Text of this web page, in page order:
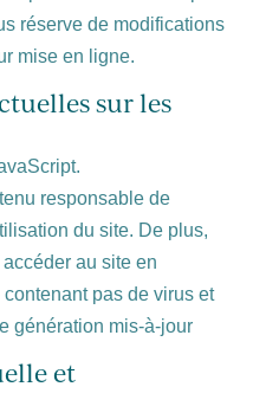
réserve de modifications
mise en ligne.
sur les
responsable de
du site. De plus,
accéder au site en
pas de virus et
génération mis-à-jour
et